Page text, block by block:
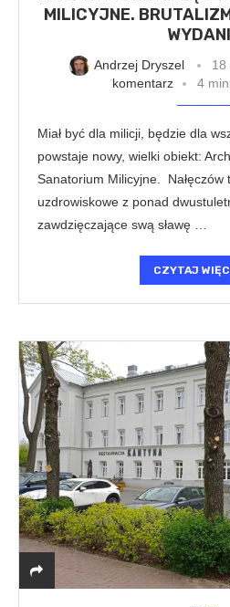
MILICYJNE.
Andrzej Dryszel 18
komentarz
4
Miał być dla milicji, będzie dla
powstaje nowy, wielki obiekt:
Sanatorium Milicyjne. Nałęczów
uzdrowiskowe z ponad
zawdzięczające swą sławę …
CZYTAJ